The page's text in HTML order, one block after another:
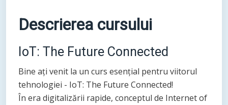
Descrierea cursului
IoT: The Future Connected
Bine ați venit la un curs esențial pentru viitorul
tehnologiei - IoT: The Future Connected!
În era digitalizării rapide, conceptul de Internet of